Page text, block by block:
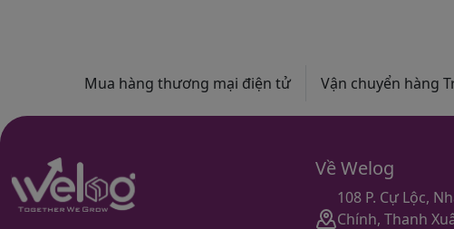
Mua hàng thương mại điện tử Vận chuyển hàng
Về Welog
108 P. Cự Lộc,
Chính, Thanh